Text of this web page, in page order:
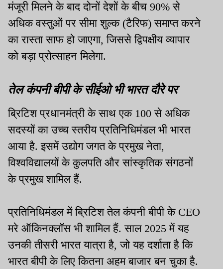
मंजूरी मिलने के बाद दोनों देशों के बीच 90% से
अधिक वस्तुओं पर सीमा शुल्क (टैरिफ) समाप्त करने
का रास्ता साफ हो जाएगा, जिससे द्विपक्षीय व्यापार
को बड़ा प्रोत्साहन मिलेगा.
तेल कंपनी बीपी के सीईओ भी भारत दौरे पर
ब्रिटिश प्रधानमंत्री के साथ एक 100 से अधिक
सदस्यों का उच्च स्तरीय प्रतिनिधिमंडल भी भारत
आया है. इसमें उद्योग जगत के प्रमुख नेता,
विश्वविद्यालयों के कुलपति और सांस्कृतिक संगठनों
के प्रमुख शामिल हैं.
प्रतिनिधिमंडल में ब्रिटिश तेल कंपनी बीपी के CEO
मरे ऑकिनक्लॉस भी शामिल हैं. साल 2025 में यह
उनकी तीसरी भारत यात्रा है, जो यह दर्शाता है कि
भारत बीपी के लिए कितना अहम बाजार बन चुका है.